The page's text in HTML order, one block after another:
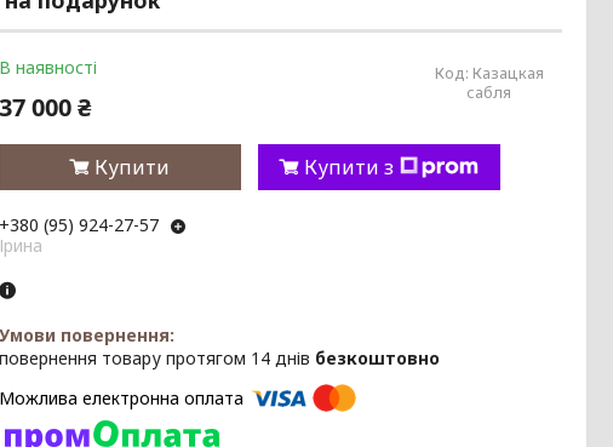
В наявності Код: Казацкая
сабля
37 000 ₴
Купити Купити з
+380 (95) 924-27-57
Ірина
повернення товару протягом 14 днів безкоштовно